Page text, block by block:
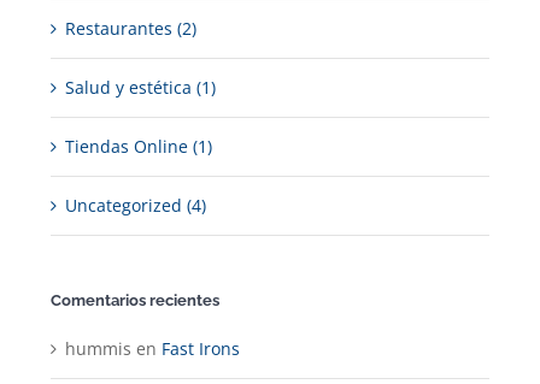
Restaurantes (2)
Salud y estética (1)
Tiendas Online (1)
Uncategorized (4)
Comentarios recientes
hummis en Fast Irons